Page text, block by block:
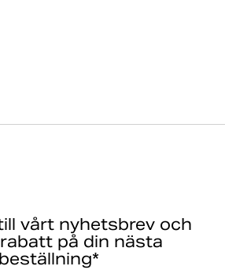
vårt nyhetsbrev och
på din nästa
beställning*